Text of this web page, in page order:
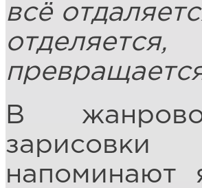
всё
отделяется,
В